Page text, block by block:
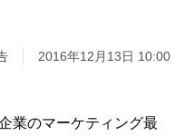
2016年12月13日 10:00
業のマーケティング最